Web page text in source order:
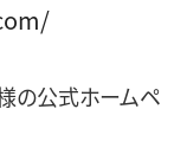
の公式ホームペ